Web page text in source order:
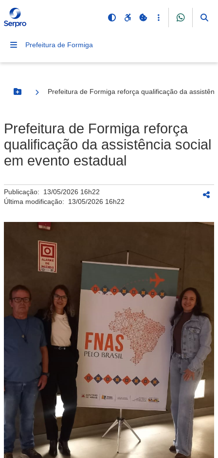
Prefeitura de Formiga
Botão Menu
Prefeitura de Formiga reforça qualificação da
Prefeitura de Formiga reforça
qualificação da assistência social
em evento estadual
Publicação: 13/05/2026 16h22
Última modificação: 13/05/2026 16h22